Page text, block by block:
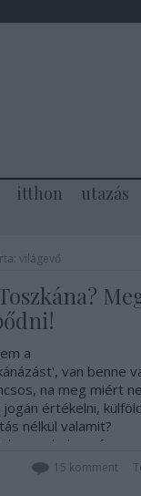
itthon utazás
világevő
a
van benne
na meg miért ne
értékelni,
nélkül valamit?
ez a hely egészen
feldolgozásra
15 komment